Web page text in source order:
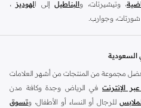
، وتيشيرتات، والبناطيل إلى الهوديز ،
شورتات، وجوارب.
المناسبة للتمرين مثلالملابس الرياضية
الداخلية و
الغير رسمية والرياضية وأسلوب
بالركض والتدريب. تسوق أحذية تريل من
السعودية
مجموعة من المنتجات من أشهر العلامات
الإنترنت في الرياض وجدة وكافة مدن
للرجال أو النساء أو الأطفال، وتسوق